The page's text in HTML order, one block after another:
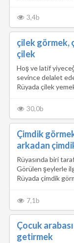
3,4b
çilek görmek,
çilek
Hoş ve latif
sevince delalet
Rüyada çilek
30,0b
Çimdik
arkadan
Rüyasında biri
Görülen şeylerle
Rüyada çimdik
7,1b
Çocuk
getirmek